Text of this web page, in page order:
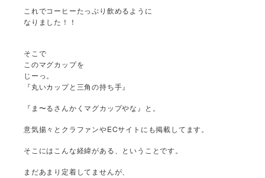
これでコーヒーたっぷり飲めるように
なりました！！
そこで
このマグカップを
じーっ。
『丸いカップと三角の持ち手』
『ま〜るさんかくマグカップやな』と。
意気揚々とクラファンやECサイトにも掲載してます。
そこにはこんな経緯がある、ということです。
まだあまり定着してませんが、